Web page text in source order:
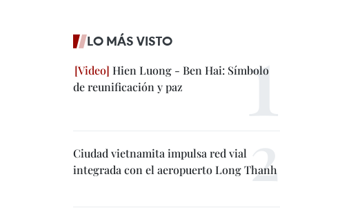
LO MÁS VISTO
Hien Luong - Ben Hai: Símbolo
de reunificación y paz
Ciudad vietnamita impulsa red vial
integrada con el aeropuerto Long Thanh